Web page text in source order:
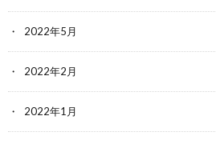
2022年5月
2022年2月
2022年1月